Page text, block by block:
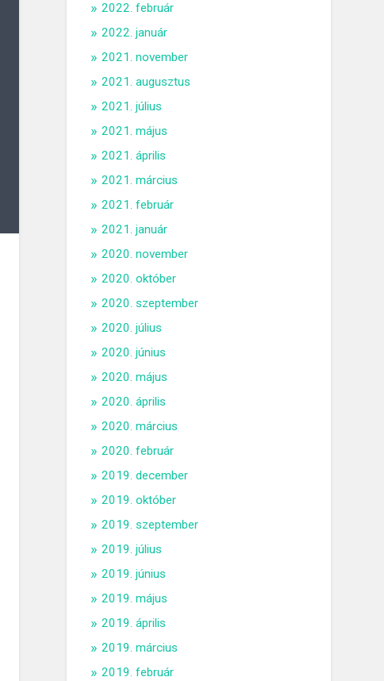
2022. február
2022. január
2021. november
2021. augusztus
2021. július
2021. május
2021. április
2021. március
2021. február
2021. január
2020. november
2020. október
2020. szeptember
2020. július
2020. június
2020. május
2020. április
2020. március
2020. február
2019. december
2019. október
2019. szeptember
2019. július
2019. június
2019. május
2019. április
2019. március
2019. február